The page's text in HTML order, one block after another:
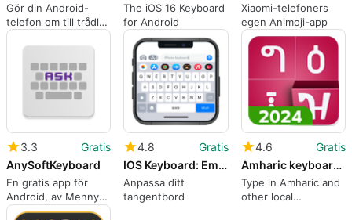
Gör din Android-
telefon om till trådlös
mus, tangentbord
och styrplatta.
The iOS 16 Keyboard
for Android
Xiaomi-telefoners
egen Animoji-app
3.3
Gratis
AnySoftKeyboard
En gratis app för
Android, av Menny
Even Danan.
4.8
Gratis
IOS Keyboard: Emoji Keyboard
Anpassa ditt
tangentbord
4.6
Gratis
Amharic keyboard FynGeez - Ethiopia - fyn ግዕዝ 2
Type in Amharic and
other local